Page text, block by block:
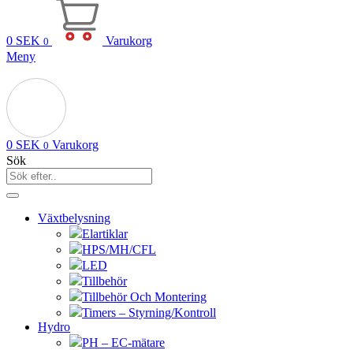
0 SEK 0
Varukorg
Meny
0 SEK 0 Varukorg
Sök
Växtbelysning
Elartiklar
HPS/MH/CFL
LED
Tillbehör
Tillbehör Och Montering
Timers – Styrning/Kontroll
Hydro
PH – EC-mätare